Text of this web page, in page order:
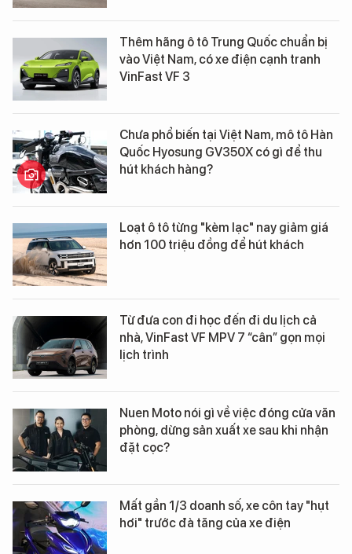
Thêm hãng ô tô Trung Quốc chuẩn bị
vào Việt Nam, có xe điện cạnh tranh
VinFast VF 3
Chưa phổ biến tại Việt Nam, mô tô Hàn
Quốc Hyosung GV350X có gì để thu
hút khách hàng?
Loạt ô tô từng "kèm lạc" nay giảm giá
hơn 100 triệu đồng để hút khách
Từ đưa con đi học đến đi du lịch cả
nhà, VinFast VF MPV 7 “cân” gọn mọi
lịch trình
Nuen Moto nói gì về việc đóng cửa văn
phòng, dừng sản xuất xe sau khi nhận
đặt cọc?
Mất gần 1/3 doanh số, xe côn tay "hụt
hơi" trước đà tăng của xe điện